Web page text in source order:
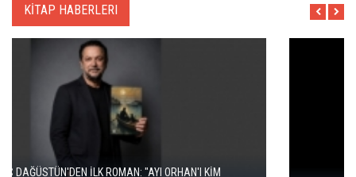
KİTAP HABERLERI